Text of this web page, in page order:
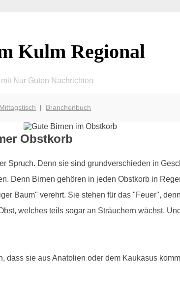
Kulm Regional
Nur Guten Nachrichten
Mittagstisch | Branchenbuch
Obstkorb
Spruch. Denn sie sind grundverschieden in
Denn Birnen gehören in jeden Obstkorb in
Baum" verehrt. Sie stehen für das "Feuer",
welches teils sogar an Sträuchern wächst.
dass sie aus Anatolien oder dem Kaukasus